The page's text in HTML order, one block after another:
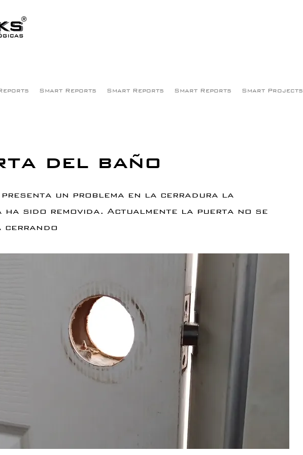
Smart Reports Smart Reports Smart Reports Smart Projects
del baño
presenta un problema en la cerradura la
ha sido removida. Actualmente la puerta no se
cerrando